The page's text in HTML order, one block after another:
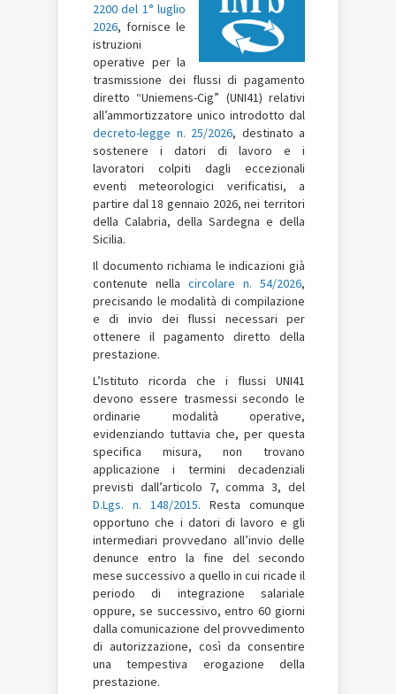
2200 del 1° luglio
2026, fornisce le
istruzioni
operative per la
trasmissione dei flussi di pagamento
diretto “Uniemens-Cig” (UNI41) relativi
all’ammortizzatore unico introdotto dal
decreto-legge n. 25/2026, destinato a
sostenere i datori di lavoro e i
lavoratori colpiti dagli eccezionali
eventi meteorologici verificatisi, a
partire dal 18 gennaio 2026, nei territori
della Calabria, della Sardegna e della
Sicilia.
Il documento richiama le indicazioni già
contenute nella circolare n. 54/2026,
precisando le modalità di compilazione
e di invio dei flussi necessari per
ottenere il pagamento diretto della
prestazione.
L’Istituto ricorda che i flussi UNI41
devono essere trasmessi secondo le
ordinarie modalità operative,
evidenziando tuttavia che, per questa
specifica misura, non trovano
applicazione i termini decadenziali
previsti dall’articolo 7, comma 3, del
D.Lgs. n. 148/2015. Resta comunque
opportuno che i datori di lavoro e gli
intermediari provvedano all’invio delle
denunce entro la fine del secondo
mese successivo a quello in cui ricade il
periodo di integrazione salariale
oppure, se successivo, entro 60 giorni
dalla comunicazione del provvedimento
di autorizzazione, così da consentire
una tempestiva erogazione della
prestazione.